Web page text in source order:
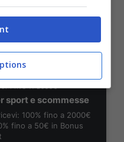
FINO A 2050€
sport e scommesse
100% fino a 2000€
fino a 50€ in Bonus